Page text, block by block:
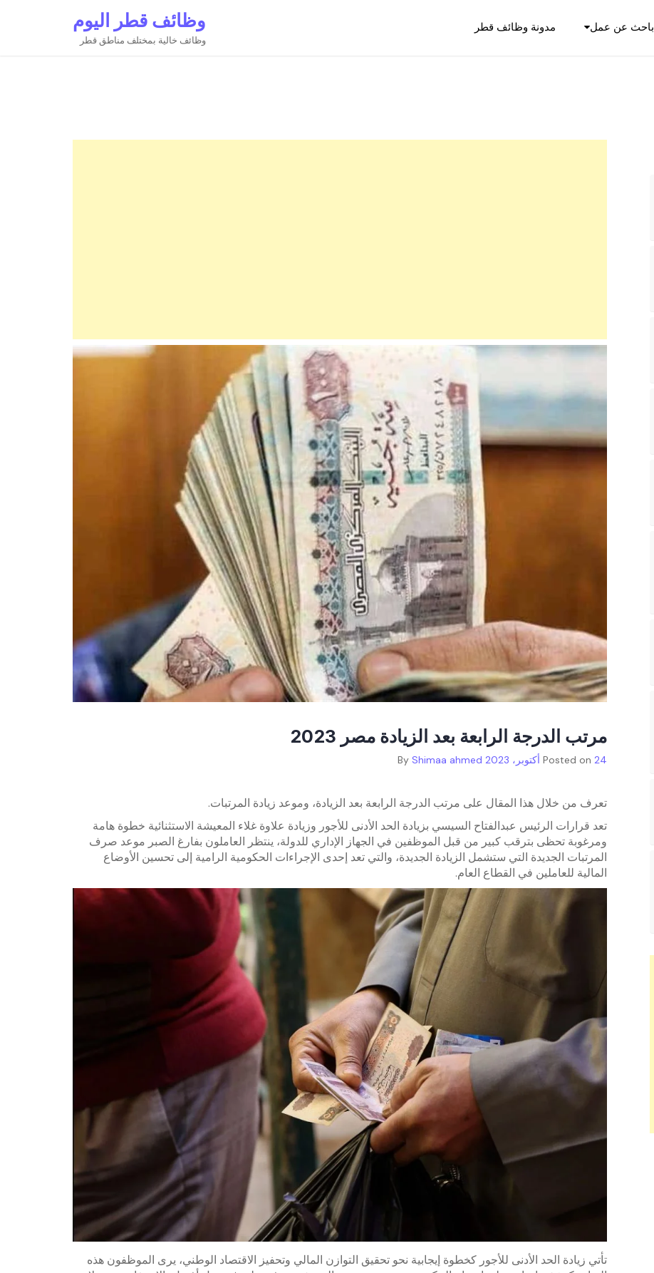
وظائف قطر اليوم
وظائف خالية بمختلف مناطق قطر
مدونة وظائف قطر باحث عن عمل
مرتب الدرجة الرابعة بعد الزيادة مصر 2023
Posted on 24 أكتوبر، 2023 Shimaa ahmed
تعرف من خلال هذا المقال على مرتب الدرجة الرابعة بعد الزيادة، وموعد زيادة المرتبات.
تعد قرارات الرئيس عبدالفتاح السيسي بزيادة الحد الأدنى للأجور وزيادة علاوة غلاء المعيشة الاستثنائية خطوة هامة
ومرغوبة تحظى بترقب كبير من قبل الموظفين في الجهاز الإداري للدولة، ينتظر العاملون بفارغ الصبر موعد صرف
المرتبات الجديدة التي ستشمل الزيادة الجديدة، والتي تعد إحدى الإجراءات الحكومية الرامية إلى تحسين الأوضاع
المالية للعاملين في القطاع العام.
تأتي زيادة الحد الأدنى للأجور كخطوة إيجابية نحو تحقيق التوازن المالي وتحفيز الاقتصاد الوطني، يرى الموظفون هذه